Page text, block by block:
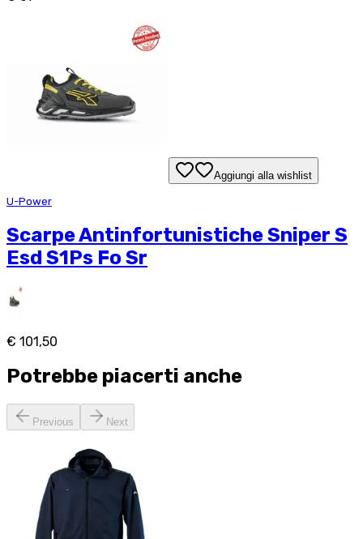
Aggiungi alla wishlist
U-Power
Scarpe Antinfortunistiche Sniper S
Esd S1Ps Fo Sr
€ 101,50
Potrebbe piacerti anche
Previous Next